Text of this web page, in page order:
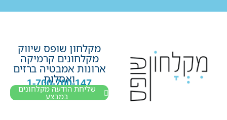
מקלחון שופס שיווק
מקלחונים קרמיקה
ארונות אמבטיה ברזים
ואסלות
1-700-700-147
שליחת הודעה מקלחונים
במבצע